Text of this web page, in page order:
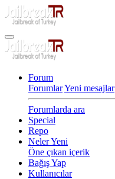
Forum
ForumlarYeni mesajlar
Forumlarda ara
Special
Repo
Neler Yeni
Öne çıkan içerik
Bağış Yap
Kullanıcılar